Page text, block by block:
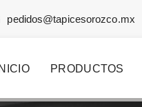
pedidos@tapicesorozco.mx
INICIO PRODUCTOS